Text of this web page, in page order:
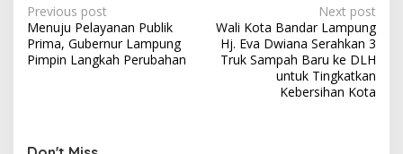
P
o
s
a
Previous post
Menuju Pelayanan Publik
Prima, Gubernur Lampung
Pimpin Langkah Perubahan
Next post
Wali Kota Bandar Lampung
Hj. Eva Dwiana Serahkan 3
Truk Sampah Baru ke DLH
untuk Tingkatkan
Kebersihan Kota